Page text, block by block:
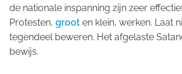
de nationale inspanning zijn zeer
Protesten, groot en klein, werken. Laat
tegendeel beweren. Het afgelaste
bewijs.